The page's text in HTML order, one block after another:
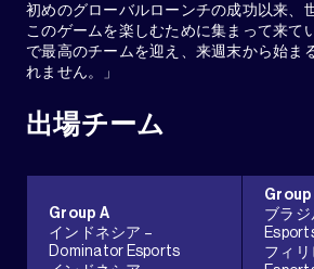
初めのグローバルローンチの成功以来、
このゲームを楽しむために集まって来て
で最高のチームを迎え、来週末から始ま
れません。」
出場チーム
Group A
インドネシア –
Dominator Esports
Group
ブラジ
フィリ